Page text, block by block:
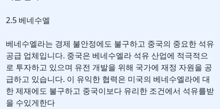
2.5 베네수엘
베네수엘라는 경제 불안정에도 불구하고 중국의 중요한 석유
공급 업체입니다. 중국은 베네수엘라 석유 산업에 적극적으
로 투자하고 있으며 유전 개발을 위해 국가에 재정 자원을 공
급하고 있습니다. 이 유익한 협력은 미국의 베네수엘라에 대
한 제재에도 불구하고 중국이보다 유리한 조건에서 석유를받
을 수있게한다